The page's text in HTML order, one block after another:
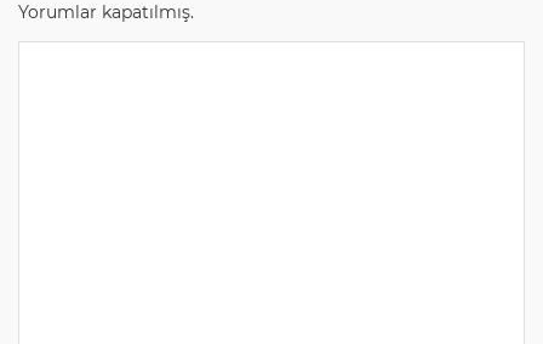
Yorumlar kapatılmış.